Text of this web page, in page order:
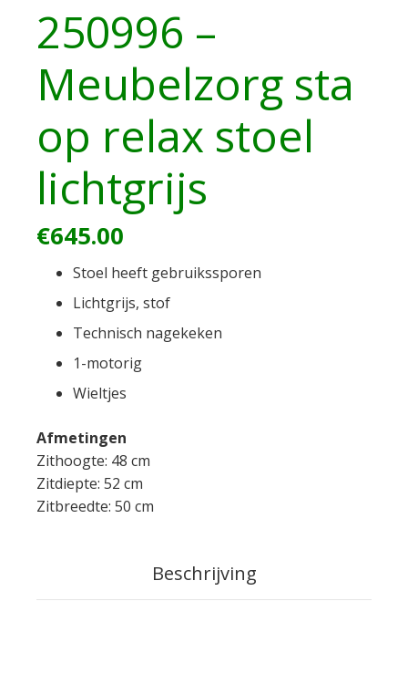
250996 –
Meubelzorg sta
op relax stoel
lichtgrijs
€645.00
Stoel heeft gebruikssporen
Lichtgrijs, stof
Technisch nagekeken
1-motorig
Wieltjes
Afmetingen
Zithoogte: 48 cm
Zitdiepte: 52 cm
Zitbreedte: 50 cm
Beschrijving